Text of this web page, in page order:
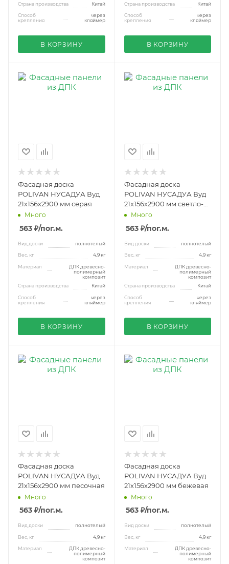
Страна производства
Китай
Способ
крепления
через
кляймер
В КОРЗИНУ
Страна производства
Китай
Способ
крепления
через
кляймер
В КОРЗИНУ
Фасадная доска
POLIVAN НУСАДУА Вуд
21х156х2900 мм серая
Много
563 ₽/пог.м.
Вид доски полнотелый
Вес, кг 4,9 кг
Материал
ДПК древесно-
полимерный
композит
Страна производства
Китай
Способ
крепления
через
кляймер
В КОРЗИНУ
Фасадная доска
POLIVAN НУСАДУА Вуд
21х156х2900 мм светло-
коричневая
Много
563 ₽/пог.м.
Вид доски полнотелый
Вес, кг 4,9 кг
Материал
ДПК древесно-
полимерный
композит
Страна производства
Китай
Способ
крепления
через
кляймер
В КОРЗИНУ
Фасадная доска
POLIVAN НУСАДУА Вуд
21х156х2900 мм песочная
Много
563 ₽/пог.м.
Вид доски полнотелый
Вес, кг 4,9 кг
Материал
ДПК древесно-
полимерный
композит
Фасадная доска
POLIVAN НУСАДУА Вуд
21х156х2900 мм бежевая
Много
563 ₽/пог.м.
Вид доски полнотелый
Вес, кг 4,9 кг
Материал
ДПК древесно-
полимерный
композит